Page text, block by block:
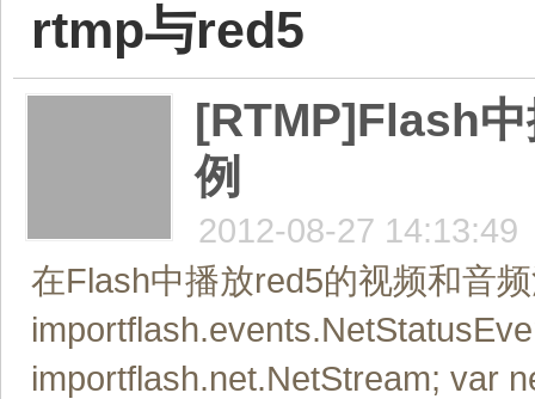
视频加密防下载防录屏
教学课程全终端视频加密
防下载/防盗录/防录屏/防篡改
帮助企业视频
企业宣传
为个人网站、博客论坛，添加视频
年会节目
rtmp与red5
[RTMP]Flash
例
2012-08-27 14:13:49
在Flash中播放red5的视频和音
importflash.net.NetStream; var